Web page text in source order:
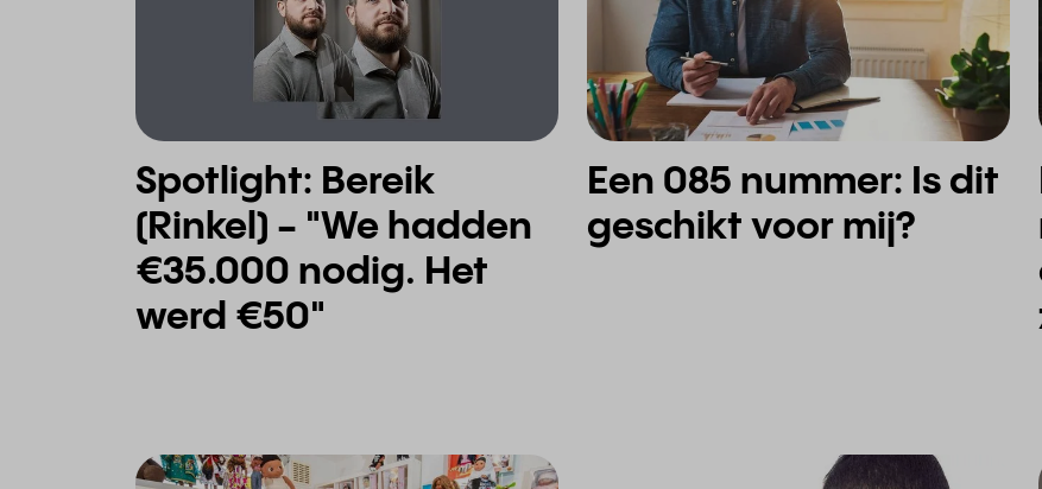
Spotlight: Bereik
(Rinkel) - "We hadden
€35.000 nodig. Het
werd €50"
Een 085 nummer: Is dit
geschikt voor mij?